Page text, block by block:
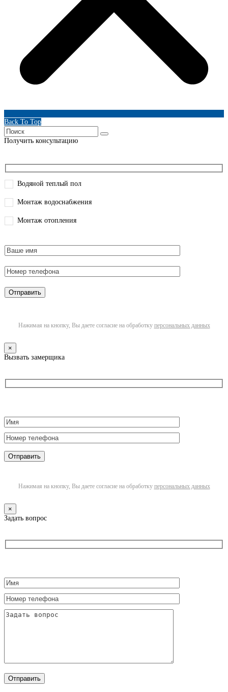
Back To Top
Получить консультацию
Водяной теплый пол
Монтаж водоснабжения
Монтаж отопления
Нажимая на кнопку, Вы даете согласие на обработку персональных данных
×
Вызвать замерщика
Нажимая на кнопку, Вы даете согласие на обработку персональных данных
×
Задать вопрос